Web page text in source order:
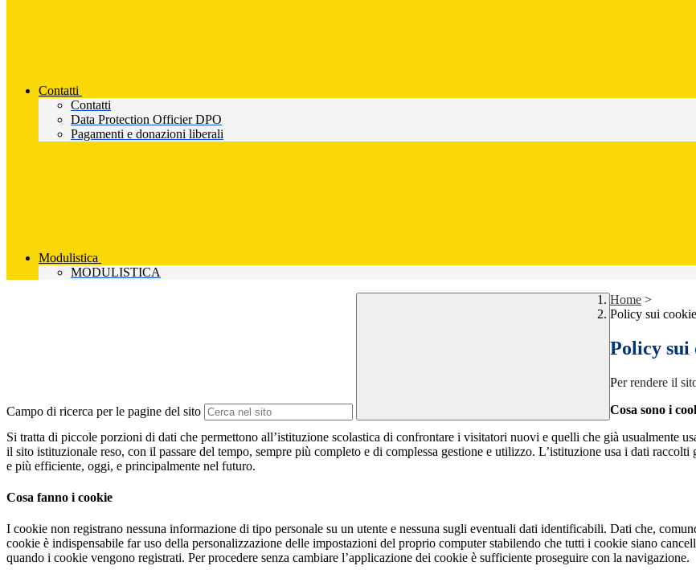
Contatti
Contatti
Data Protection Officier DPO
Pagamenti e donazioni liberali
Modulistica
MODULISTICA
Campo di ricerca per le pagine del sito
Home >
Policy sui cookie
Policy sui
Per rendere il
Cosa sono i
Si tratta di piccole porzioni di dati che permettono all’istituzione scolastica di confrontare i visitatori nuovi e quelli che già usualmente
il sito istituzionale reso, con il passare del tempo, sempre più completo e di complessa gestione e utilizzo. L’istituzione usa i dati
e più efficiente, oggi, e principalmente nel futuro.
Cosa fanno i cookie
I cookie non registrano nessuna informazione di tipo personale su un utente e nessuna sugli eventuali dati identificabili. Dati che,
cookie è indispensabile far uso della personalizzazione delle impostazioni del proprio computer stabilendo che tutti i cookie siano
quando i cookie vengono registrati. Per procedere senza cambiare l’applicazione dei cookie è sufficiente proseguire con la navigazione.